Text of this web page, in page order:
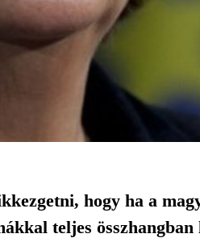
hogy ha a
teljes